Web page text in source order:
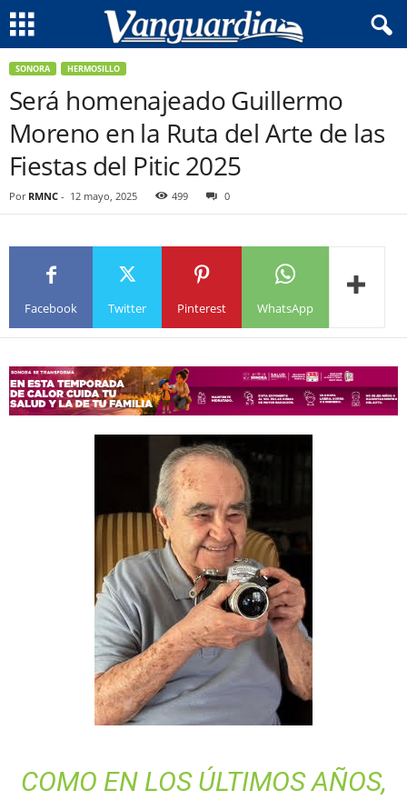
SONORA HERMOSILLO
Será homenajeado Guillermo
Moreno en la Ruta del Arte de las
Fiestas del Pitic 2025
Por RMNC - 12 mayo, 2025 499 0
Facebook Twitter Pinterest WhatsApp
COMO EN LOS ÚLTIMOS AÑOS,